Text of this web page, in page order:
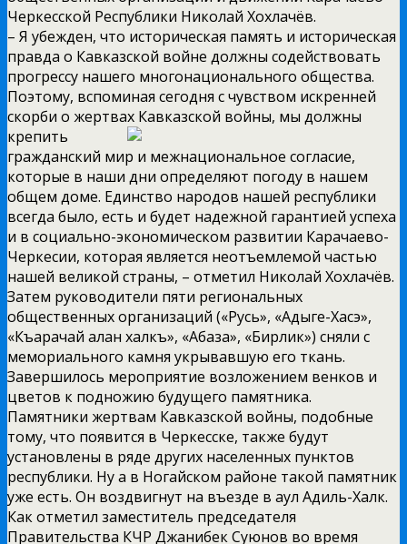
Черкесской Республики Николай Хохлачёв.
– Я убежден, что историческая память и историческая
правда о Кавказской войне должны содействовать
прогрессу нашего многонационального общества.
Поэтому, вспоминая сегодня с чувством искренней
скорби о жертвах Кавказской войны, мы должны
крепить
гражданский мир и межнациональное согласие,
которые в наши дни определяют погоду в нашем
общем доме. Единство народов нашей республики
всегда было, есть и будет надежной гарантией успеха
и в социально-экономическом развитии Карачаево-
Черкесии, которая является неотъемлемой частью
нашей великой страны, – отметил Николай Хохлачёв.
Затем руководители пяти региональных
общественных организаций («Русь», «Адыге-Хасэ»,
«Къарачай алан халкъ», «Абаза», «Бирлик») сняли с
мемориального камня укрывавшую его ткань.
Завершилось мероприятие возложением венков и
цветов к подножию будущего памятника.
Памятники жертвам Кавказской войны, подобные
тому, что появится в Черкесске, также будут
установлены в ряде других населенных пунктов
республики. Ну а в Ногайском районе такой памятник
уже есть. Он воздвигнут на въезде в аул Адиль-Халк.
Как отметил заместитель председателя
Правительства КЧР Джанибек Суюнов во время